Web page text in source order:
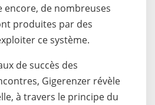
encore, de nombreuses
produites par des
ce système.
de succès des
Gigerenzer révèle
à travers le principe du